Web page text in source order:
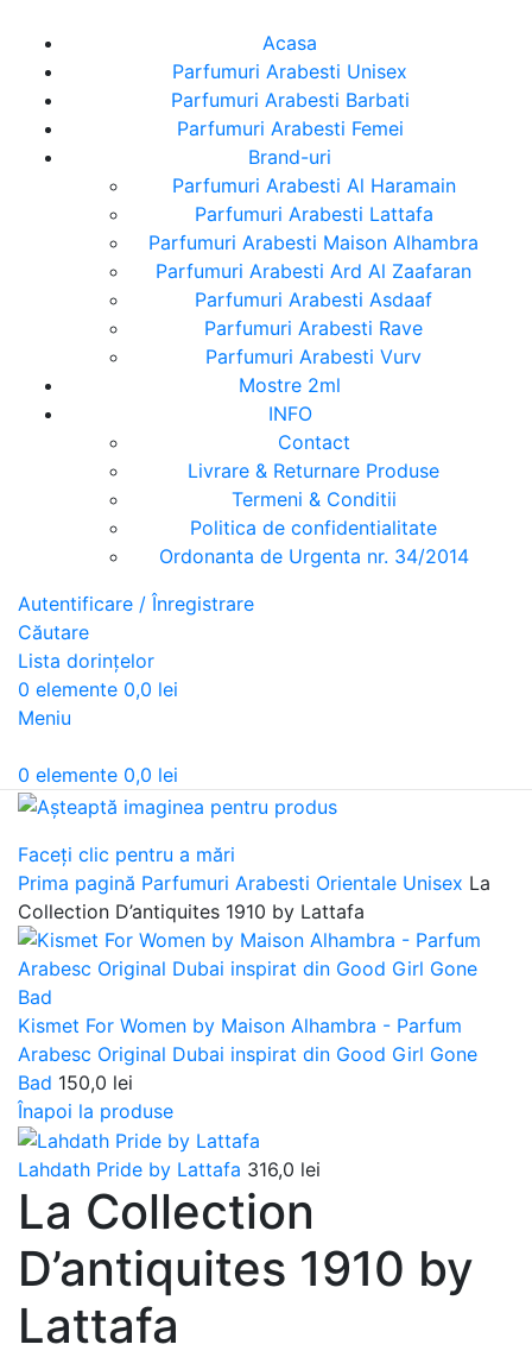
Acasa
Parfumuri Arabesti Unisex
Parfumuri Arabesti Barbati
Parfumuri Arabesti Femei
Brand-uri
Parfumuri Arabesti Al Haramain
Parfumuri Arabesti Lattafa
Parfumuri Arabesti Maison Alhambra
Parfumuri Arabesti Ard Al Zaafaran
Parfumuri Arabesti Asdaaf
Parfumuri Arabesti Rave
Parfumuri Arabesti Vurv
Mostre 2ml
INFO
Contact
Livrare & Returnare Produse
Termeni & Conditii
Politica de confidentialitate
Ordonanta de Urgenta nr. 34/2014
Autentificare / Înregistrare
Căutare
Lista dorințelor
0 elemente 0,0 lei
Meniu
0 elemente 0,0 lei
Faceți clic pentru a mări
Prima pagină Parfumuri Arabesti Orientale Unisex La
Collection D’antiquites 1910 by Lattafa
Kismet For Women by Maison Alhambra - Parfum
Arabesc Original Dubai inspirat din Good Girl Gone
Bad 150,0 lei
Înapoi la produse
Lahdath Pride by Lattafa 316,0 lei
La Collection
D’antiquites 1910 by
Lattafa